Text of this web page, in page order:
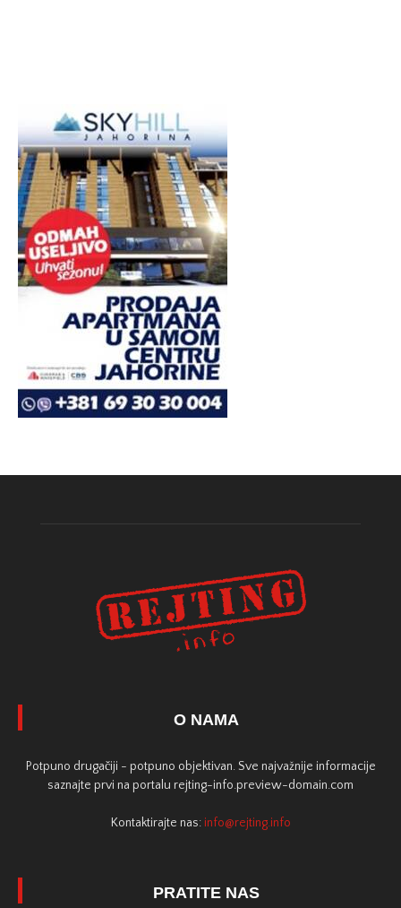
O NAMA
Potpuno drugačiji - potpuno objektivan. Sve najvažnije informacije
saznajte prvi na portalu rejting-info.preview-domain.com
Kontaktirajte nas: info@rejting.info
PRATITE NAS